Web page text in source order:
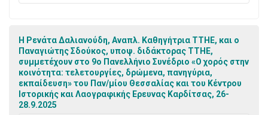
Η Ρενάτα Δαλιανούδη, Αναπλ. Καθηγήτρια ΤΤΗΕ, και ο
Παναγιώτης Σδούκος, υποψ. διδάκτορας ΤΤΗΕ,
συμμετέχουν στο 9ο Πανελλήνιο Συνέδριο «Ο χορός στην
κοινότητα: τελετουργίες, δρώμενα, πανηγύρια,
εκπαίδευση» του Παν/μίου Θεσσαλίας και του Κέντρου
Ιστορικής και Λαογραφικής Ερευνας Καρδίτσας, 26-
28.9.2025